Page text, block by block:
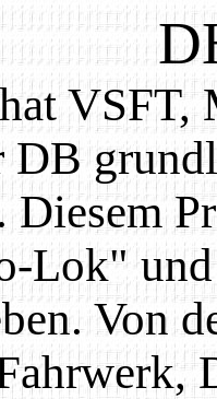
DB
Diesem
Lok"
Von